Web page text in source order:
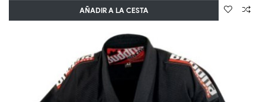
AÑADIR A LA CESTA